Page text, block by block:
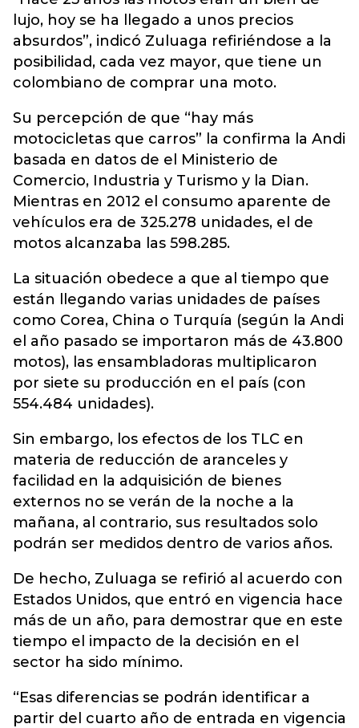
lujo, hoy se ha llegado a unos precios
absurdos”, indicó Zuluaga refiriéndose a la
posibilidad, cada vez mayor, que tiene un
colombiano de comprar una moto.
Su percepción de que “hay más
motocicletas que carros” la confirma la Andi
basada en datos de el Ministerio de
Comercio, Industria y Turismo y la Dian.
Mientras en 2012 el consumo aparente de
vehículos era de 325.278 unidades, el de
motos alcanzaba las 598.285.
La situación obedece a que al tiempo que
están llegando varias unidades de países
como Corea, China o Turquía (según la Andi
el año pasado se importaron más de 43.800
motos), las ensambladoras multiplicaron
por siete su producción en el país (con
554.484 unidades).
Sin embargo, los efectos de los TLC en
materia de reducción de aranceles y
facilidad en la adquisición de bienes
externos no se verán de la noche a la
mañana, al contrario, sus resultados solo
podrán ser medidos dentro de varios años.
De hecho, Zuluaga se refirió al acuerdo con
Estados Unidos, que entró en vigencia hace
más de un año, para demostrar que en este
tiempo el impacto de la decisión en el
sector ha sido mínimo.
“Esas diferencias se podrán identificar a
partir del cuarto año de entrada en vigencia